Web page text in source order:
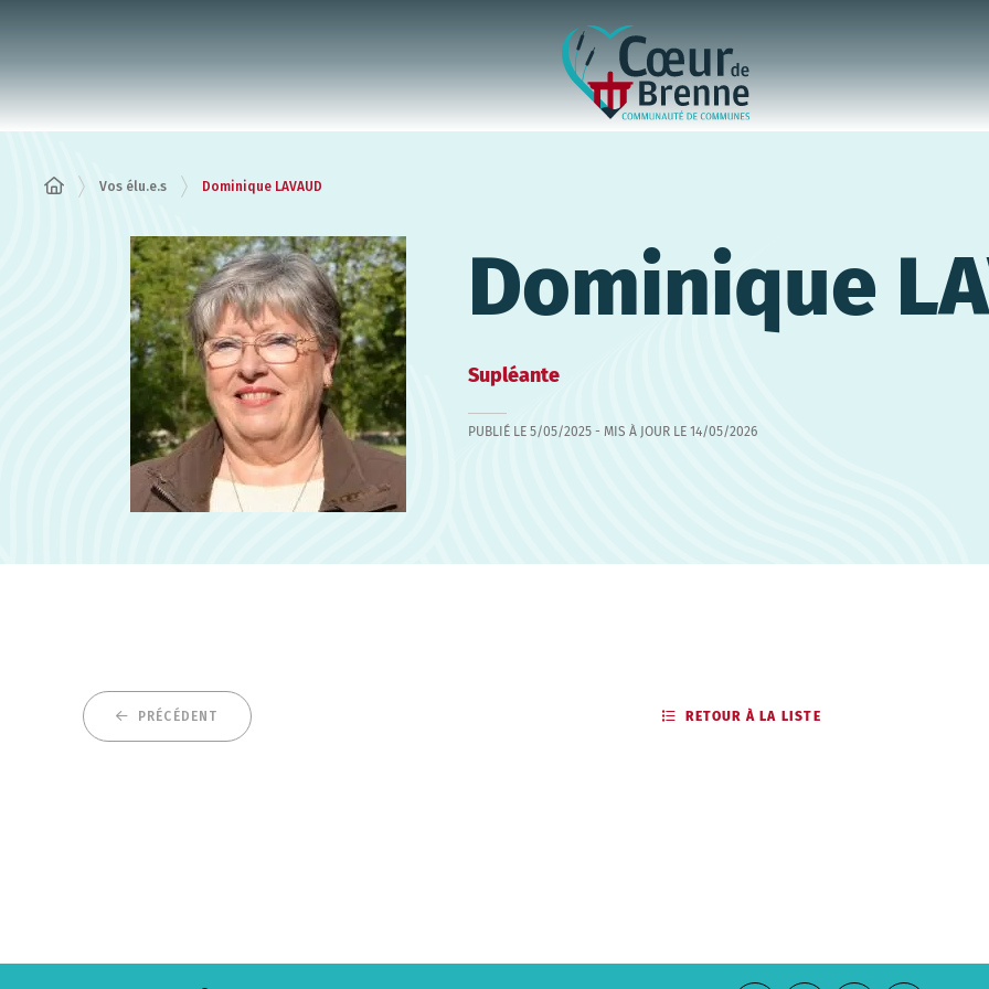
Vos élu.e.s Dominique LAVAUD
Dominique
Supléante
PUBLIÉ LE 5/05/2025 - MIS À JOUR LE 14/05/2026
PRÉCÉDENT RETOUR À LA LISTE